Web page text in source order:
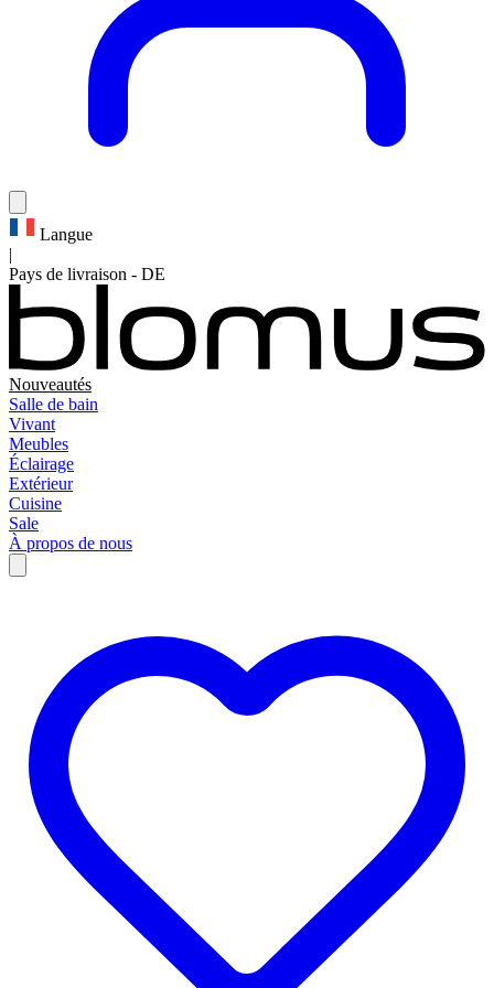
Langue
|
Pays de livraison - DE
Nouveautés
Salle de bain
Vivant
Meubles
Éclairage
Extérieur
Cuisine
Sale
À propos de nous